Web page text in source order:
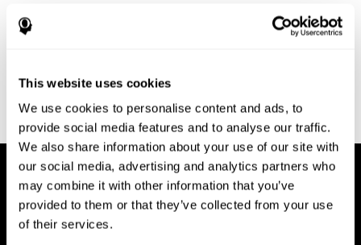
This website uses cookies
We use cookies to personalise content and ads, to
provide social media features and to analyse our traffic.
We also share information about your use of our site with
our social media, advertising and analytics partners who
may combine it with other information that you’ve
provided to them or that they’ve collected from your use
of their services.
Reitan, R. M. (1958). Validity of the Trail Making test as an
Sandford, J. A., & Turner, A. (1995). Manual for the Integrated
Visual and Auditory Continuous Performance Test. Richmond,
VA, Braintrain.